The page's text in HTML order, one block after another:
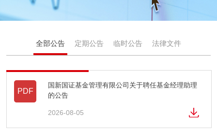
全部公告 定期公告 临时公告 法律文件
PDF
国新国证基金管理有限公司关于聘任基金经理助理
的公告
2026-08-05